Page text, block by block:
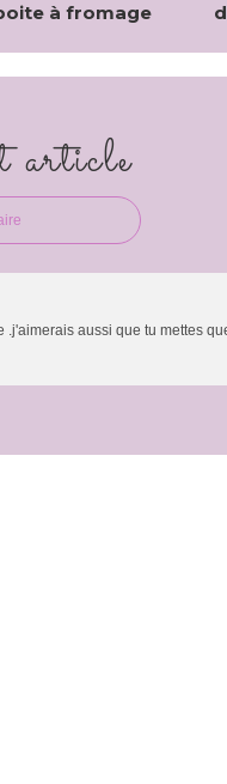
à fromage
article
.j'aimerais aussi que tu mettes